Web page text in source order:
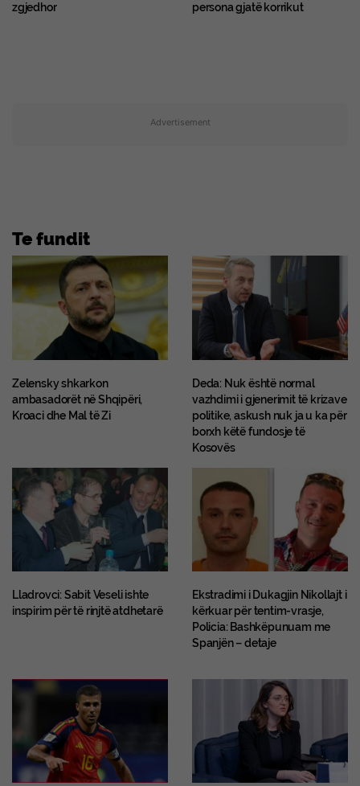
zgjedhor
persona gjatë korrikut
Advertisement
Te fundit
Zelensky shkarkon
ambasadorët në Shqipëri,
Kroaci dhe Mal të Zi
Deda: Nuk është normal
vazhdimi i gjenerimit të krizave
politike, askush nuk ja u ka për
borxh këtë fundosje të
Kosovës
Lladrovci: Sabit Veseli ishte
inspirim për të rinjtë atdhetarë
Ekstradimi i Dukagjin Nikollajt i
kërkuar për tentim-vrasje,
Policia: Bashkëpunuam me
Spanjën – detaje